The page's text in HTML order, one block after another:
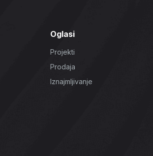
Oglasi
Projekti
Prodaja
Iznajmljivanje